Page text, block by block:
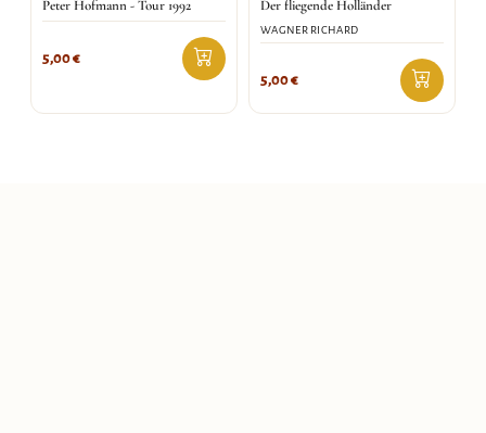
Peter Hofmann - Tour 1992
5,00€
Der fliegende Holländer
WAGNER RICHARD
5,00€